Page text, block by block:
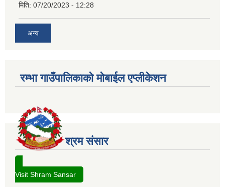
मिति: 07/20/2023 - 12:28
अन्य
रम्भा गाउँपालिकाको मोबाईल एप्लीकेशन
श्रम संसार
Visit Shram Sansar